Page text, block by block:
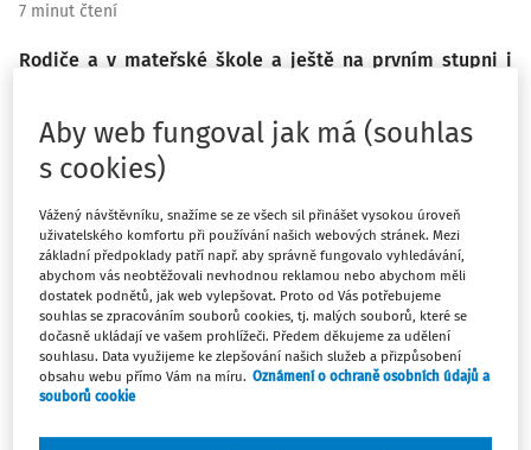
7 minut čtení
Rodiče a v mateřské škole a ještě na prvním stupni i
neví, tak se rodičů zeptá a všechno se od nich doví.
Rovněž učitelé ho všechno naučí, protože vědí ještě víc
než rodiče. Vůbec není podstatné, že tomu tak není a že
Podstatné však je, aby se děti i žáci dospělých ptali. A
zároveň aby se nebáli ptát. Jednak se sami něco dovědí a
současně dospělí lépe pochopí, co je zajímá. Zároveň jim
děti dotazem sdělují, jak o věcech uvažují a co už vědí a co
ještě nevědí. A také jde o živou interakci dvo
Aby web fungoval jak má (souhlas
s cookies)
Vážený návštěvníku, snažíme se ze všech sil přinášet vysokou úroveň
uživatelského komfortu při používání našich webových stránek. Mezi
základní předpoklady patří např. aby správně fungovalo vyhledávání,
abychom vás neobtěžovali nevhodnou reklamou nebo abychom měli
dostatek podnětů, jak web vylepšovat. Proto od Vás potřebujeme
souhlas se zpracováním souborů cookies, tj. malých souborů, které se
dočasně ukládají ve vašem prohlížeči. Předem děkujeme za udělení
souhlasu. Data využijeme ke zlepšování našich služeb a přizpůsobení
obsahu webu přímo Vám na míru. Oznámení o ochraně osobních údajů a
souborů cookie